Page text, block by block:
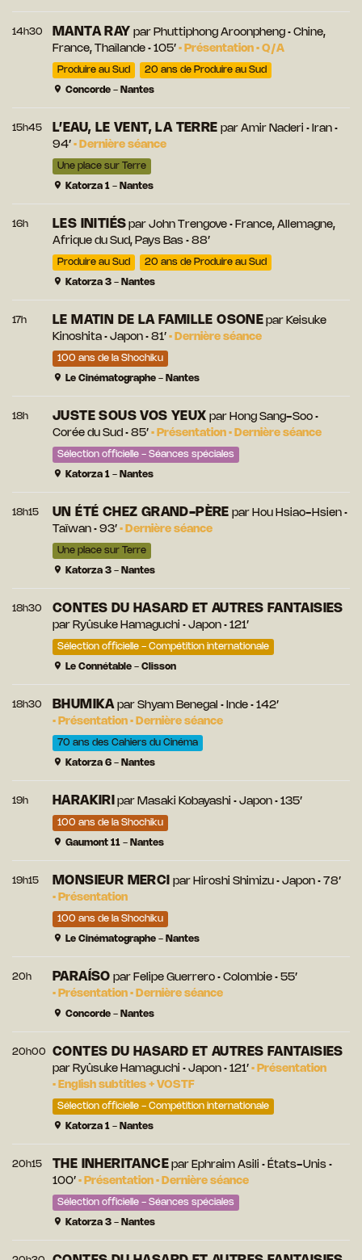
14h30 MANTA RAY par Phuttiphong Aroonpheng• Chine,
France, Thaïlande • 105’ • Présentation • Q/A
Produire au Sud 20 ans de Produire au Sud
Concorde - Nantes
15h45 L’EAU, LE VENT, LA TERRE par Amir Naderi • Iran •
94’ • Dernière séance
Une place sur Terre
Katorza 1 - Nantes
16h LES INITIÉS parJohn Trengove • France, Allemagne,
Afrique du Sud, Pays Bas • 88’
Produire au Sud 20 ans de Produire au Sud
Katorza 3 - Nantes
17h LE MATIN DE LA FAMILLE OSONE par Keisuke
Kinoshita • Japon • 81’ • Dernière séance
100 ans de la Shochiku
Le Cinématographe - Nantes
18h JUSTE SOUS VOS YEUX par Hong Sang-Soo•
Corée du Sud • 85’ • Présentation • Dernière séance
Sélection officielle - Séances spéciales
Katorza 1 - Nantes
18h15 UN ÉTÉ CHEZ GRAND-PÈRE par Hou Hsiao-Hsien•
Taïwan • 93’ • Dernière séance
Une place sur Terre
Katorza 3 - Nantes
18h30 CONTES DU HASARD ET AUTRES FANTAISIES
par Ryûsuke Hamaguchi • Japon • 121’
Sélection officielle - Compétition internationale
Le Connétable - Clisson
18h30 BHUMIKApar Shyam Benegal • Inde • 142’
• Présentation • Dernière séance
70 ans des Cahiers du Cinéma
Katorza 6 - Nantes
19h HARAKIRI par Masaki Kobayashi • Japon • 135’
100 ans de la Shochiku
Gaumont 11 - Nantes
19h15 MONSIEUR MERCI par Hiroshi Shimizu • Japon • 78’
• Présentation
100 ans de la Shochiku
Le Cinématographe - Nantes
20h PARAÍSO par Felipe Guerrero• Colombie • 55’
• Présentation • Dernière séance
Concorde - Nantes
20h00 CONTES DU HASARD ET AUTRES FANTAISIES
par Ryûsuke Hamaguchi • Japon • 121’ • Présentation
• English subtitles + VOSTF
Sélection officielle - Compétition internationale
Katorza 1 - Nantes
20h15 THE INHERITANCE par Ephraim Asili
• États-Unis •
100’ • Présentation • Dernière séance
Sélection officielle - Séances spéciales
Katorza 3 - Nantes